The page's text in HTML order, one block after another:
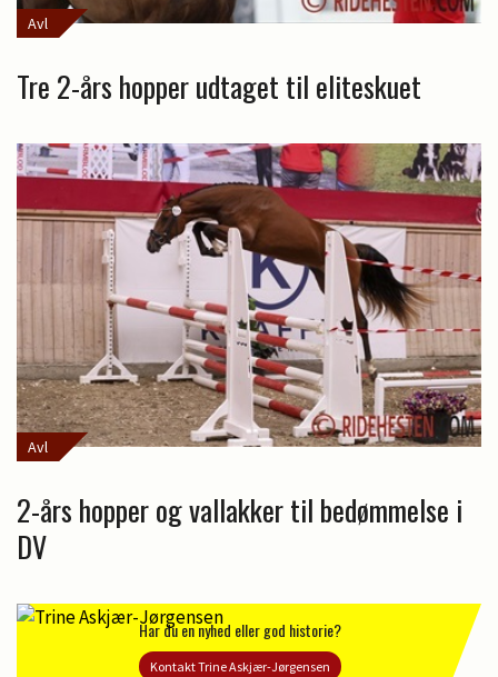
Avl
Tre 2-års hopper udtaget til eliteskuet
Avl
2-års hopper og vallakker til bedømmelse i
DV
Har du en nyhed eller god historie?
Kontakt Trine Askjær-Jørgensen